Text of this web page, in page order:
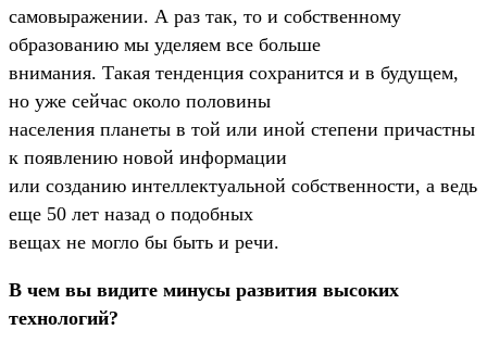
самовыражении. А раз так, то и собственному
образованию мы уделяем все больше
внимания. Такая тенденция сохранится и в будущем,
но уже сейчас около половины
населения планеты в той или иной степени причастны
к появлению новой информации
или созданию интеллектуальной собственности, а ведь
еще 50 лет назад о подобных
вещах не могло бы быть и речи.
В чем вы видите минусы развития высоких
технологий?